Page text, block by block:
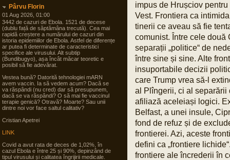
Pârvu Florin
01 Aug 2026, 01:00
3442 de cazuri de Ebola. 1521 de decese
(dublu față de săptămâna trecută). Cea mai
rapidă creștere a numărului de cazuri din
istoria epidemiilor de Ebola. Astfel de diferențe
ar putea fi determinate de caracteristici
specifice ale virusului. Alt subtip
(Bundibugyo), așa încât măcar teoretic e
posibil să fie adevărat.
Vestea bună? Datorită tehnologiei mARN
avem vaccin. Ia să vedem acum? Dacă se
va răspândi (nu cred) dar să presupunem,
dacă se va răspândi? O să mai fie vaccinul
terapie genicā? Otravă? Moarte? Sau unii
dintre noi vor face saltul calitativ?
Cristian Apetrei
LINK
Covid a avut rata de deces de 1,02%, în
cazul Ebola e între 25 și 90%, depinzând de
tipul virusului și calitatea îngrijirii medicale.
impus de Hrușciov
Vest. Frontiera ca
tinerii ce aveau să fie
comunist. Între cele două
separații „politice“ de
între sine și sine. Alte
insuportabile decizii
care Trump vrea să-l
al Plîngerii, ci al separării
afiliază aceleiași logici.
Belfast, a unei insule,
fond de refuz și de
frontierei. Azi, aceste
defini ca „frontiere
frontiere ale încrederii în